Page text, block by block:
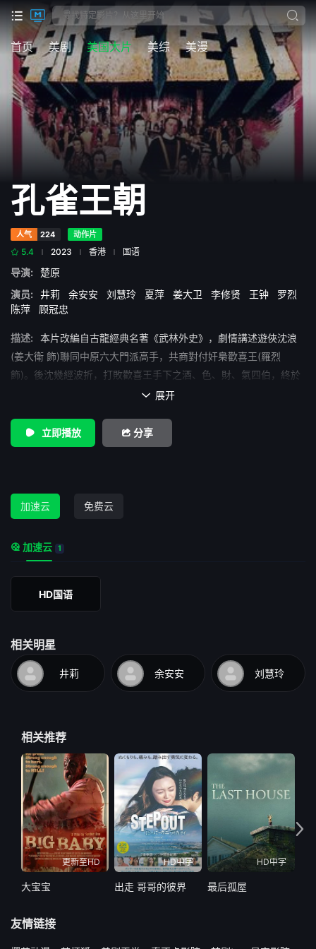
首页 美剧 美国大片 美综 美漫
孔雀王朝
人气 224 动作片
5.4 2023 香港 国语
导演:
楚原
演员:
井莉 余安安 刘慧玲 夏萍 姜大卫 李修贤 王钟
罗烈
陈萍
顾冠忠
描述:
本片改編自古龍經典名著《武林外史》，劇情講述遊俠沈浪
(姜大衛 飾)聯同中原六大門派高手，共商對付奸梟歡喜王(羅烈
飾)。後沈幾經波折，打敗歡喜王手下之酒、色、財、氣四伯，終於
查出歡喜王行宮所在，殊不知這其實是歡喜王用以聚殲江湖高手的
 展开
立即播放 分享
加速云 免费云
加速云 1
HD国语
相关明星
井莉 余安安 刘慧玲
相关推荐
更新至HD
大宝宝
HD中字
出走 哥哥的彼界
HD中字
最后孤屋
友情链接